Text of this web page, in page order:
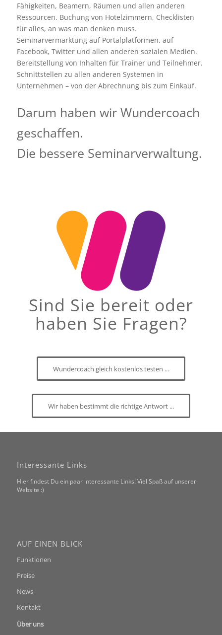
Fähigkeiten, Beamern, Räumen und allen anderen
Ressourcen. Buchung von Hotelzimmern, Checklisten
für alles, an was man denken muss.
Seminarvermarktung auf Portalplatformen, auf
Facebook, Twitter und allen anderen sozialen Medien.
Bereitstellung von Inhalten für Trainer und Teilnehmer.
Schnittstellen zu allen anderen Systemen in
Unternehmen – von der Abrechnung bis zum Einkauf.
Darum haben wir Wundercoach
geschaffen.
Die bessere Seminarverwaltung.
Sind Sie bereit oder
haben Sie Fragen?
Wundercoach gleich kostenlos testen ...
Wir haben bestimmt die richtige Antwort ...
Interessante Links
Hier findest Du ein paar interessante Links! Viel Spaß auf unserer
Website :)
AUF EINEN BLICK
Funktionen
Preise
News
Kontakt
Über uns